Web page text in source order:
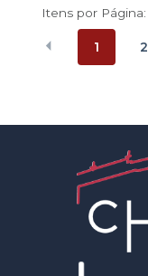
Itens por Página:
1 2